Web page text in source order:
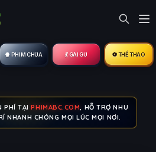
🍿 PHIM CHÙA 💃 GÁI GÚ ⚽ THỂ THAO
PHÍ TẠIPHIMABC.COM, HỖ TRỢ NHU
NHANH CHÓNG MỌI LÚC MỌI NƠI.